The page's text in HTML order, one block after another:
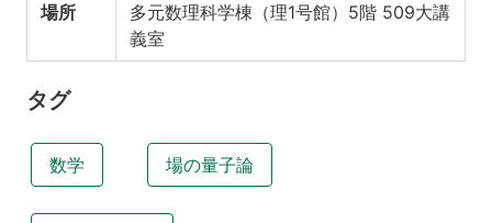
場所
多元数理科学棟（理1号館）5階 509大講
義室
タグ
数学 場の量子論